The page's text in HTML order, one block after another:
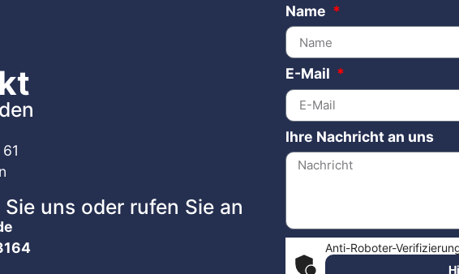
uns oder rufen Sie an
Name
E-Mail
Ihre Nachricht an uns
Anti-Roboter-